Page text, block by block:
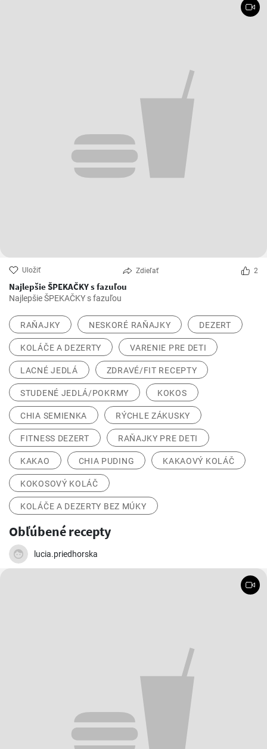
Uložiť Zdieľať 2
Najlepšie ŠPEKAČKY s fazuľou
Najlepšie ŠPEKAČKY s fazuľou
RAŇAJKY NESKORÉ RAŇAJKY DEZERT
KOLÁČE A DEZERTY VARENIE PRE DETI
LACNÉ JEDLÁ ZDRAVÉ/FIT RECEPTY
STUDENÉ JEDLÁ/POKRMY KOKOS
CHIA SEMIENKA RÝCHLE ZÁKUSKY
FITNESS DEZERT RAŇAJKY PRE DETI
KAKAO CHIA PUDING KAKAOVÝ KOLÁČ
KOKOSOVÝ KOLÁČ
KOLÁČE A DEZERTY BEZ MÚKY
Obľúbené recepty
lucia.priedhorska